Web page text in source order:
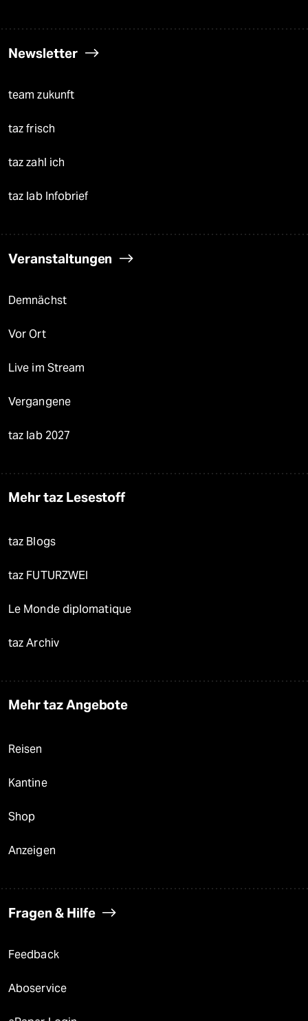
Newsletter
team zukunft
taz frisch
taz zahl ich
taz lab Infobrief
Veranstaltungen
Demnächst
Vor Ort
Live im Stream
Vergangene
taz lab 2027
Mehr taz Lesestoff
taz Blogs
taz FUTURZWEI
Le Monde diplomatique
taz Archiv
Mehr taz Angebote
Reisen
Kantine
Shop
Anzeigen
Fragen & Hilfe
Feedback
Aboservice